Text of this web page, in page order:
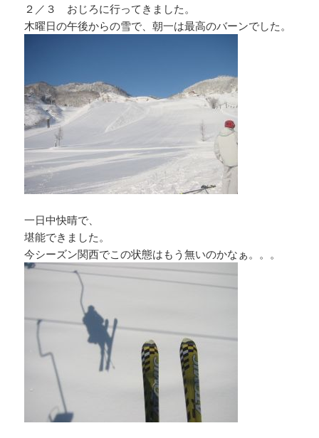
２／３ おじろに行ってきました。
木曜日の午後からの雪で、朝一は最高のバーンでした。
一日中快晴で、
堪能できました。
今シーズン関西でこの状態はもう無いのかなぁ。。。